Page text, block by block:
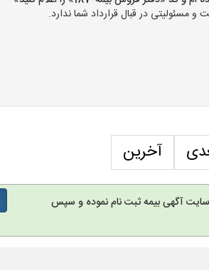
در قبال قرارداد شما ندارد.
آخرین
آگهی بیمه ثبت نام نموده و سپس